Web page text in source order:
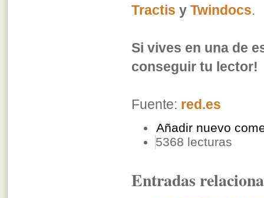
Tractis y Twindocs.
Si vives en una de
conseguir tu lector!
Fuente: red.es
Añadir nuevo
5368 lecturas
Entradas